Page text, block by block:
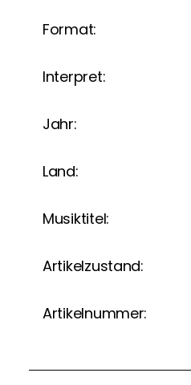
Format:
Interpret:
Jahr:
Land:
Musiktitel:
Artikelzustand:
Artikelnummer: